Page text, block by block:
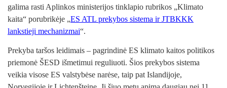
galima rasti Aplinkos ministerijos tinklapio rubrikos „Klimato
kaita“ porubrikėje „ES ATL prekybos sistema ir JTBKKK
lankstieji mechanizmai“.
Prekyba taršos leidimais – pagrindinė ES klimato kaitos politikos
priemonė ŠESD išmetimui reguliuoti. Šios prekybos sistema
veikia visose ES valstybėse narėse, taip pat Islandijoje,